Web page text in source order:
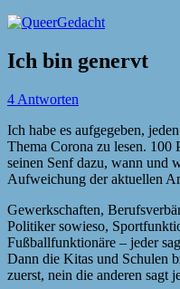
Ich bin genervt
4 Antworten
Ich habe es aufgegeben,
Thema Corona zu lesen. 100
seinen Senf dazu, wann und
Aufweichung der aktuellen
Gewerkschaften,
Politiker sowieso,
Fußballfunktionäre – jeder
Dann die Kitas und Schulen
zuerst, nein die anderen sagt